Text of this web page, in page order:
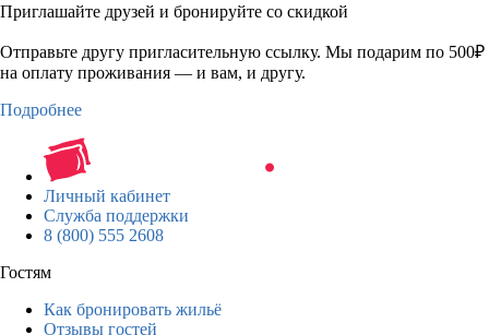
Приглашайте друзей и бронируйте со скидкой
Отправьте другу пригласительную ссылку. Мы подарим по 500₽
на оплату проживания — и вам, и другу.
Подробнее
Личный кабинет
Служба поддержки
8 (800) 555 2608
Гостям
Как бронировать жильё
Отзывы гостей